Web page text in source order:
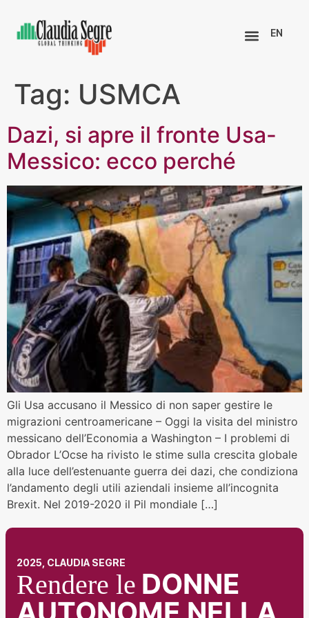
EN
Tag: USMCA
Dazi, si apre il fronte Usa-
Messico: ecco perché
Gli Usa accusano il Messico di non saper gestire le
migrazioni centroamericane – Oggi la visita del ministro
messicano dell’Economia a Washington – I problemi di
Obrador L’Ocse ha rivisto le stime sulla crescita globale
alla luce dell’estenuante guerra dei dazi, che condiziona
l’andamento degli utili aziendali insieme all’incognita
Brexit. Nel 2019-2020 il Pil mondiale […]
2025, CLAUDIA SEGRE
Rendere le DONNE